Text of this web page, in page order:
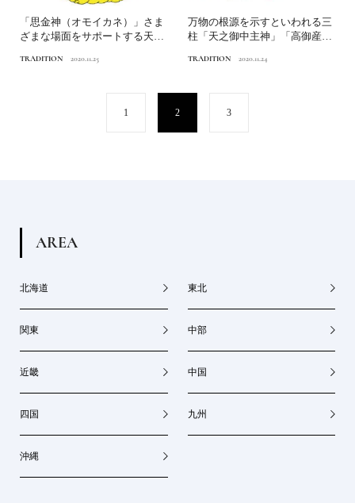
「思金神（オモイカネ）」さま
ざまな場面をサポートする天界
TRADITION 2020.11.25
万物の根源を示すといわれる三
柱「天之御中主神」「高御産巣
TRADITION 2020.11.24
1 2 3
AREA
北海道 東北
関東 中部
近畿 中国
四国 九州
沖縄